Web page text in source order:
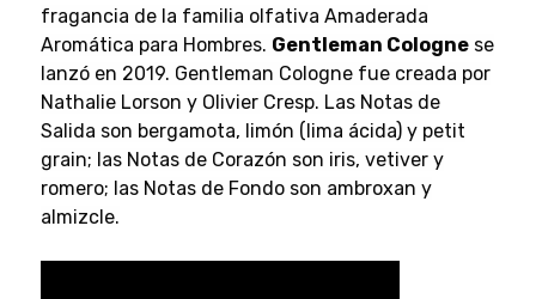
fragancia de la familia olfativa Amaderada
Aromática para Hombres. Gentleman Colognese
lanzó en 2019. Gentleman Cologne fue creada por
Nathalie Lorson y Olivier Cresp. Las Notas de
Salida son bergamota, limón (lima ácida) y petit
grain; las Notas de Corazón son iris, vetiver y
romero; las Notas de Fondo son ambroxan y
almizcle.